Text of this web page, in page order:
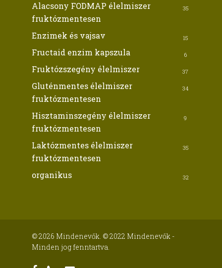
Alacsony FODMAP élelmiszer
fruktózmentesen
35
Enzimek és vajsav 15
Fructaid enzim kapszula 6
Fruktózszegény élelmiszer 37
Gluténmentes élelmiszer
fruktózmentesen
34
Hisztaminszegény élelmiszer
fruktózmentesen
9
Laktózmentes élelmiszer
fruktózmentesen
35
organikus 32
© 2026 Mindenevők. © 2022 Mindenevők -
Minden jog fenntartva.